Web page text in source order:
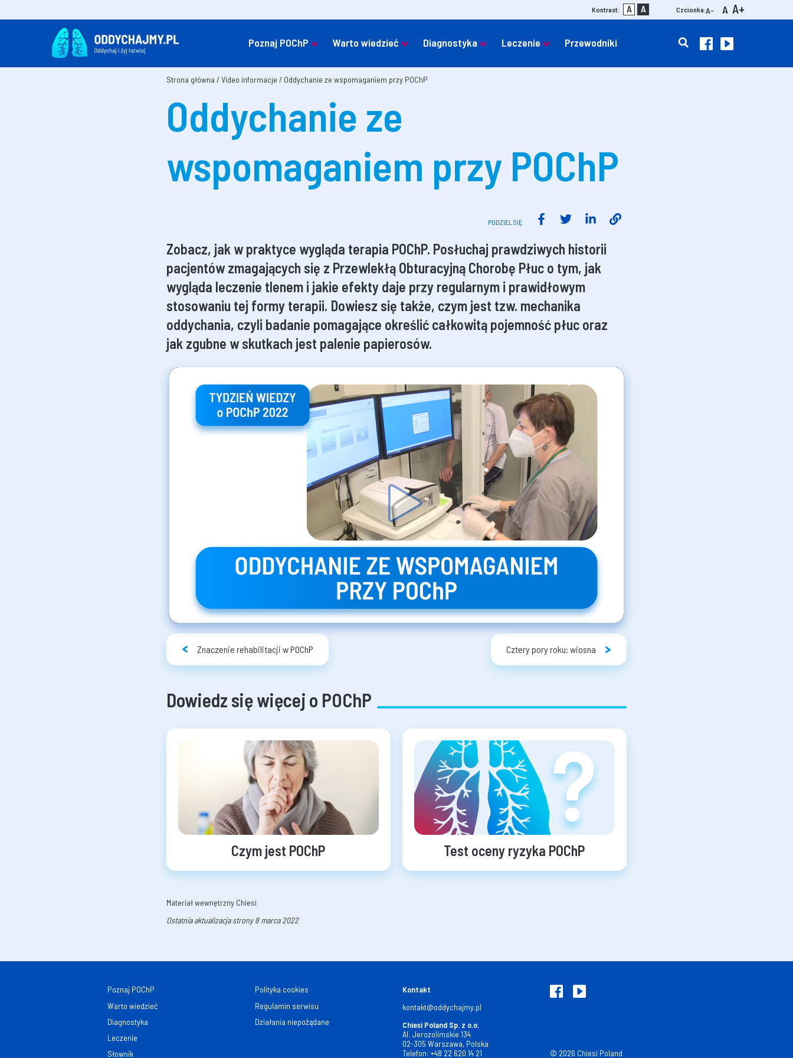
Kontrast: A A Czcionka:A- A A+
Poznaj POChP Warto wiedzieć Diagnostyka Leczenie Przewodniki
Strona główna / Video informacje / Oddychanie ze wspomaganiem przy POChP
Oddychanie ze
wspomaganiem przy POChP
PODZIEL SIĘ
Zobacz, jak w praktyce wygląda terapia POChP. Posłuchaj prawdziwych historii
pacjentów zmagających się z Przewlekłą Obturacyjną Chorobę Płuc o tym, jak
wygląda leczenie tlenem i jakie efekty daje przy regularnym i prawidłowym
stosowaniu tej formy terapii. Dowiesz się także, czym jest tzw. mechanika
oddychania, czyli badanie pomagające określić całkowitą pojemność płuc oraz
jak zgubne w skutkach jest palenie papierosów.
Znaczenie rehabilitacji w POChP Cztery pory roku: wiosna
Dowiedz się więcej o POChP
Czym jest POChP Test oceny ryzyka POChP
Materiał wewnętrzny Chiesi
Ostatnia aktualizacja strony 8 marca 2022
Poznaj POChP
Warto wiedzieć
Diagnostyka
Leczenie
Słownik
Polityka cookies
Regulamin serwisu
Działania niepożądane
Kontakt
kontakt@oddychajmy.pl
Chiesi Poland Sp. z o.o.
Al. Jerozolimskie 134
02-305 Warszawa, Polska
Telefon: +48 22 620 14 21
© 2026 Chiesi Poland